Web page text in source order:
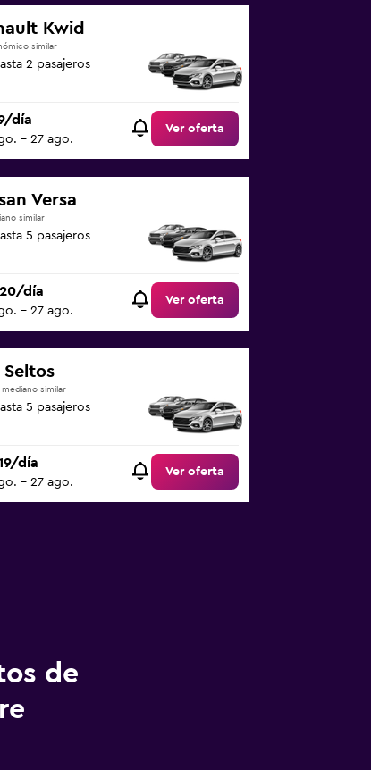
Kwid
similar
2 pasajeros
día
- 27 ago.
Ver oferta
Versa
similar
5 pasajeros
día
- 27 ago.
Ver oferta
Seltos
mediano similar
5 pasajeros
día
- 27 ago.
Ver oferta
de